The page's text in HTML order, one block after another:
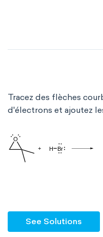
Tracez des flèches
d'électrons et ajoutez
See Solutions